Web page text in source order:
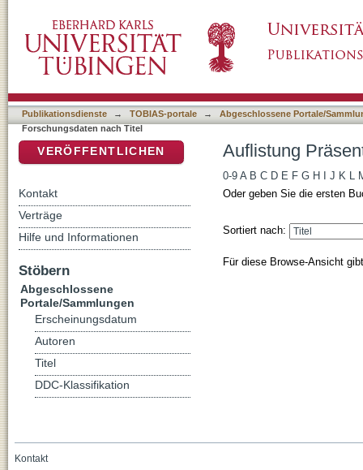
Publikationsdienste → TOBIAS-portale →
Abgeschlossene Portale/
Forschungsdaten nach Titel
Auflistung
0-9 A B C D E F G H J K L
Oder geben Sie die ersten
Sortiert nach:
Für diese Browse-Ansicht
VERÖFFENTLICHEN
Kontakt
Verträge
Hilfe und Informationen
Stöbern
Abgeschlossene
Portale/Sammlungen
Erscheinungsdatum
Autoren
Titel
DDC-Klassifikation
Kontakt